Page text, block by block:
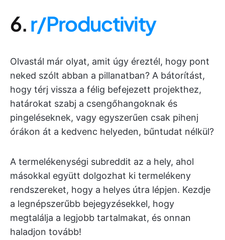
6.r/Productivity
Olvastál már olyat, amit úgy éreztél, hogy pont
neked szólt abban a pillanatban? A bátorítást,
hogy térj vissza a félig befejezett projekthez,
határokat szabj a csengőhangoknak és
pingeléseknek, vagy egyszerűen csak pihenj
órákon át a kedvenc helyeden, bűntudat nélkül?
A termelékenységi subreddit az a hely, ahol
másokkal együtt dolgozhat ki termelékeny
rendszereket, hogy a helyes útra lépjen. Kezdje
a legnépszerűbb bejegyzésekkel, hogy
megtalálja a legjobb tartalmakat, és onnan
haladjon tovább!